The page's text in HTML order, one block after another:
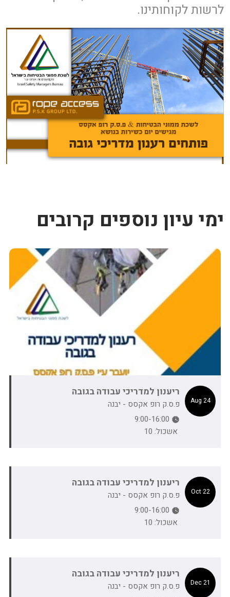
לרשות לקוחותינו.
ימי עיון נוספים קרובים
24 Aug
ריענון למדריכי עבודה בגובה
פ.ס.ק רופ אקסס - יבנה
אשכול: 10
22 Oct
ריענון למדריכי עבודה בגובה
פ.ס.ק רופ אקסס - יבנה
אשכול: 10
21 Dec
ריענון למדריכי עבודה בגובה
פ.ס.ק רופ אקסס - יבנה